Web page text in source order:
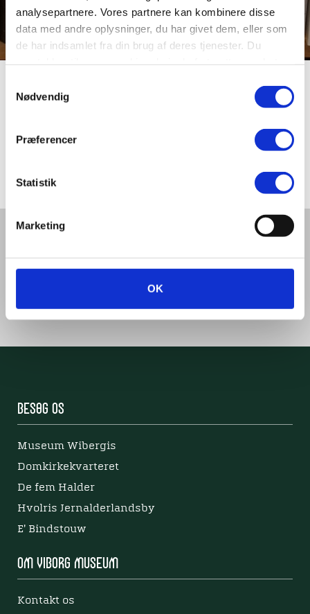
analysepartnere. Vores partnere kan kombinere disse
data med andre oplysninger, du har givet dem, eller som
de har indsamlet fra din brug af deres tjenester. Du
Nødvendig
Præferencer
Statistik
Marketing
OK
Skoleboderne
Skoleboderne var det sted, hvor Latinskolens lærere og
Del denne artikel med andre:
Besøg os
Museum Wibergis
Domkirkekvarteret
De fem Halder
Hvolris Jernalderlandsby
E' Bindstouw
Om Viborg Museum
Kontakt os